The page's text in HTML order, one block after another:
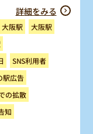
詳細をみる
大阪駅 大阪駅
SNS利用者
駅広告
の拡散
知